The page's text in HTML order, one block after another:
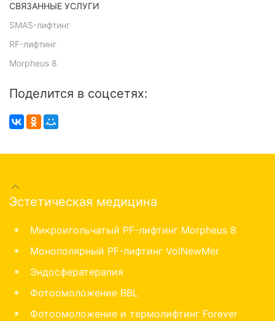
СВЯЗАННЫЕ УСЛУГИ
SMAS-лифтинг
RF-лифтинг
Morpheus 8
Поделится в соцсетях:
Эстетическая медицина
Микроигольчатый PF-лифтинг Morpheus 8
Монополярный PF-лифтинг VolNewMer
Эндосфератерапия
Фотоомоложение BBL
Фотоомоложение и термолифтинг Forever